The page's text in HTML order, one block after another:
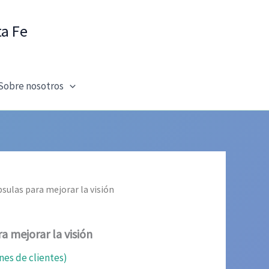
Fe
nosotros
para mejorar la visión
mejorar la visión
de clientes)